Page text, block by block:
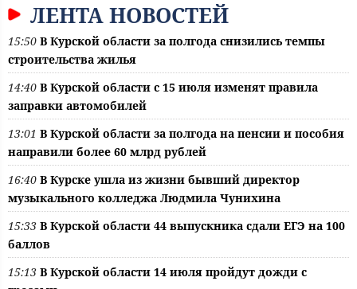
ЛЕНТА НОВОСТЕЙ
15:50 В Курской области за полгода снизились темпы
строительства жилья
14:40 В Курской области с 15 июля изменят правила
заправки автомобилей
13:01 В Курской области за полгода на пенсии и пособия
направили более 60 млрд рублей
16:40 В Курске ушла из жизни бывший директор
музыкального колледжа Людмила Чунихина
15:33 В Курской области 44 выпускника сдали ЕГЭ на 100
баллов
15:13 В Курской области 14 июля пройдут дожди с